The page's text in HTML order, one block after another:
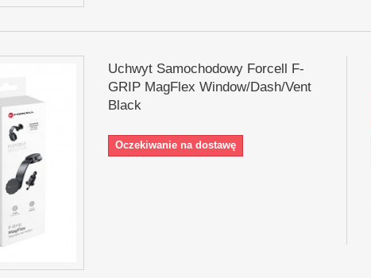
Uchwyt Samochodowy Forcell F-
GRIP MagFlex Window/Dash/Vent
Black
Oczekiwanie na dostawę